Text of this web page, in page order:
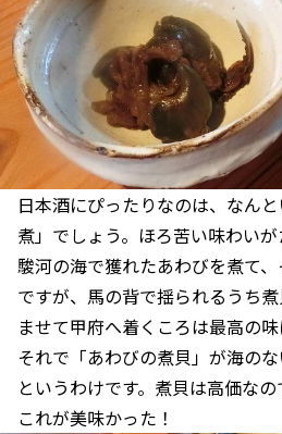
日本酒にぴったりなのは、なん
煮」でしょう。ほろ苦い味わい
駿河の海で獲れたあわびを煮て
ですが、馬の背で揺られるうち
ませて甲府へ着くころは最高の味
それで「あわびの煮貝」が海の
というわけです。煮貝は高価なの
これが美味かった！